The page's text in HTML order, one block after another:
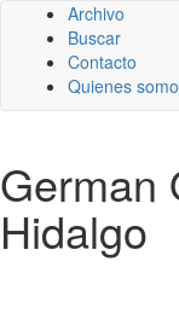
Archivo
Buscar
Contacto
Quienes
German
Hidalgo